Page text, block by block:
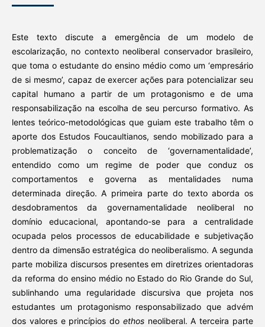
Este texto discute a emergência de um modelo de
escolarização, no contexto neoliberal conservador brasileiro,
que toma o estudante do ensino médio como um ‘empresário
de si mesmo’, capaz de exercer ações para potencializar seu
capital humano a partir de um protagonismo e de uma
responsabilização na escolha de seu percurso formativo. As
lentes teórico-metodológicas que guiam este trabalho têm o
aporte dos Estudos Foucaultianos, sendo mobilizado para a
problematização o conceito de ‘governamentalidade’,
entendido como um regime de poder que conduz os
comportamentos e governa as mentalidades numa
determinada direção. A primeira parte do texto aborda os
desdobramentos da governamentalidade neoliberal no
domínio educacional, apontando-se para a centralidade
ocupada pelos processos de educabilidade e subjetivação
dentro da dimensão estratégica do neoliberalismo. A segunda
parte mobiliza discursos presentes em diretrizes orientadoras
da reforma do ensino médio no Estado do Rio Grande do Sul,
sublinhando uma regularidade discursiva que projeta nos
estudantes um protagonismo responsabilizado que advém
dos valores e princípios do ethosneoliberal. A terceira parte